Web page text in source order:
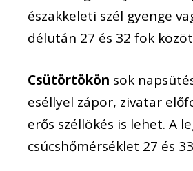
északkeleti szél gyenge
délután 27 és 32 fok
Csütörtökön sok
eséllyel zápor, zivatar
erős széllökés is lehet. A
csúcshőmérséklet 27 és